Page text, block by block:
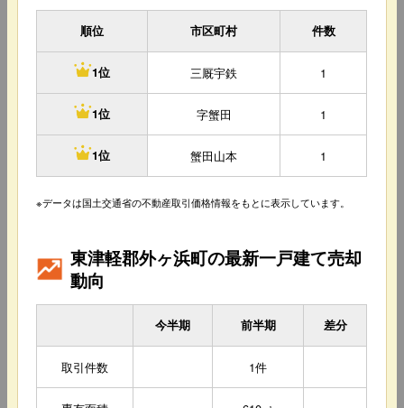
順位 市区町村 件数
1位 三厩宇鉄 1
1位 字蟹田 1
1位 蟹田山本 1
※データは国土交通省の不動産取引価格情報をもとに表示しています。
東津軽郡外ヶ浜町の最新一戸建て売却
動向
今半期 前半期 差分
取引件数 1件